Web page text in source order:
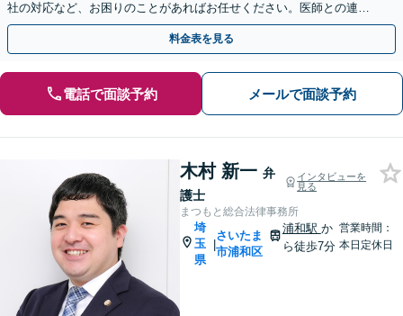
社の対応など、お困りのことがあればお任せください。医師との連携
も可能です【初回相談無料】【夜間／休日の相談可能】
料金表を見る
電話で面談予約 メールで面談予約
木村 新一 弁
護士
インタビューを
見る
まつもと総合法律事務所
埼
玉
県
|
さいたま
市浦和区
浦和駅 か
ら徒歩7分
営業時間：
本日定休日